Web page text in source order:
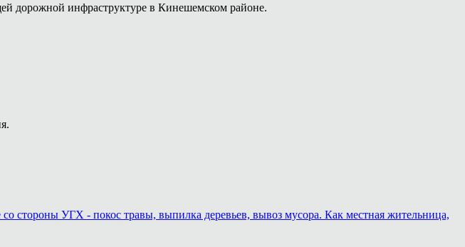
дорожной инфраструктуре в Кинешемском районе.
стороны УГХ - покос травы, выпилка деревьев, вывоз мусора. Как местная жительница,